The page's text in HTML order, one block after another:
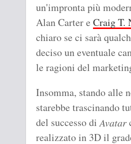
un'impronta più
Alan Carter e Craig T.
chiaro se ci sarà
deciso un eventuale
le ragioni del
Insomma, stando alle
starebbe trascinando
del successo di Avatar
realizzato in 3D il